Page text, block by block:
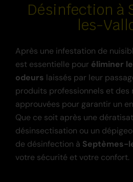
Désinfection à
les-
Après une infestation de
est essentielle pour éliminer
odeurs laissés par leur
produits professionnels et des
approuvées pour garantir un
Que ce soit après une
désinsectisation ou un
de désinfection à Septèmes-
votre sécurité et votre confort.